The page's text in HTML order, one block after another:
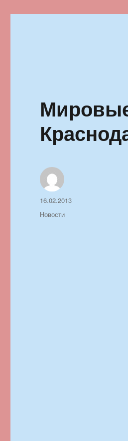
Автор
Опубликовано
16.02.2013
Рубрики
Новости